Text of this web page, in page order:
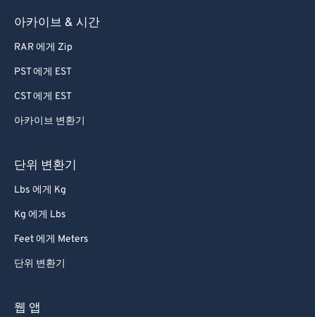
아카이브 & 시간
RAR 에게 Zip
PST 에게 EST
CST 에게 EST
아카이브 변환기
단위 변환기
Lbs 에게 Kg
Kg 에게 Lbs
Feet 에게 Meters
단위 변환기
웹 앱